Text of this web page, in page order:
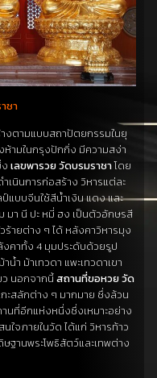
ชา
งตามแบบสถาปัตยกรรมในยุ
ามในกรุงปักกิ่ง มีความสง่า
เลขพารวยวัดบรมราชาโดย
เนินการก่อสร้าง วิหารแต่ละ
บบจีนใช้สีน้ำเงิน แดง และ
มา นี ปะ หมี่ ฮง เป็นตัวอักษรสี
ร้ายต่าง ๆ ได้ หลังคาวิหารมุง
งคาทั้ง 4 มุมประดับด้วยรูป
ำ ม้าเทวดา แพะเทวดาเขา
ว นอกจากนี้สถานที่ขอหวย วัด
ะสลักต่าง ๆ มากมาย ซึ่งล้วน
นที่อีกแห่งหนึ่งซึ่งเหมาะอย่าง
จภายในวัด ได้แก่ วิหารท้าว
ษฐานพระโพธิสัตว์และเทพต่าง